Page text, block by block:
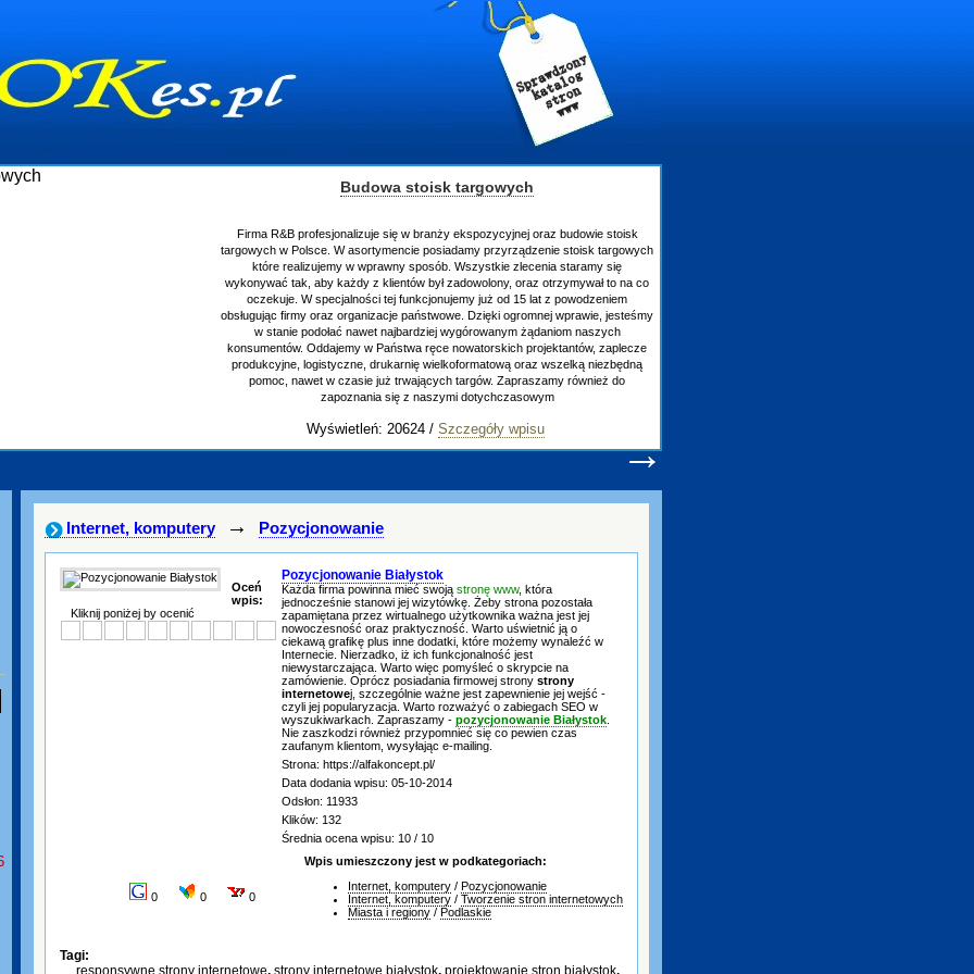
Budowa stoisk targowych
Firma R&B profesjonalizuje się w branży ekspozycyjnej oraz budowie stoisk
targowych w Polsce. W asortymencie posiadamy przyrządzenie stoisk targowych
które realizujemy w wprawny sposób. Wszystkie zlecenia staramy się
wykonywać tak, aby każdy z klientów był zadowolony, oraz otrzymywał to na co
oczekuje. W specjalności tej funkcjonujemy już od 15 lat z powodzeniem
obsługując firmy oraz organizacje państwowe. Dzięki ogromnej wprawie, jesteśmy
w stanie podołać nawet najbardziej wygórowanym żądaniom naszych
konsumentów. Oddajemy w Państwa ręce nowatorskich projektantów, zaplecze
produkcyjne, logistyczne, drukarnię wielkoformatową oraz wszelką niezbędną
pomoc, nawet w czasie już trwających targów. Zapraszamy również do
zapoznania się z naszymi dotychczasowym
Wyświetleń: 20624 / Szczegóły wpisu
→
Internet, komputery → Pozycjonowanie
Oceń
wpis:
Kliknij poniżej by ocenić
Pozycjonowanie Białystok
Każda firma powinna mieć swoją stronę www, która
jednocześnie stanowi jej wizytówkę. Żeby strona pozostała
zapamiętana przez wirtualnego użytkownika ważna jest jej
nowoczesność oraz praktyczność. Warto uświetnić ją o
ciekawą grafikę plus inne dodatki, które możemy wynaleźć w
Internecie. Nierzadko, iż ich funkcjonalność jest
niewystarczająca. Warto więc pomyśleć o skrypcie na
zamówienie. Oprócz posiadania firmowej strony strony
internetowej, szczególnie ważne jest zapewnienie jej wejść -
czyli jej popularyzacja. Warto rozważyć o zabiegach SEO w
wyszukiwarkach. Zapraszamy - pozycjonowanie Białystok
Nie zaszkodzi również przypomnieć się co pewien czas
zaufanym klientom, wysyłając e-mailing.
Strona: https://alfakoncept.pl/
Data dodania wpisu: 05-10-2014
Odsłon: 11933
Klików: 132
Średnia ocena wpisu: 10 / 10
0 0 0
Wpis umieszczony jest w podkategoriach:
Internet, komputery / Pozycjonowanie
Internet, komputery / Tworzenie stron internetowych
Miasta i regiony / Podlaskie
Tagi:
responsywne strony internetowe, strony internetowe białystok, projektowanie stron białystok,